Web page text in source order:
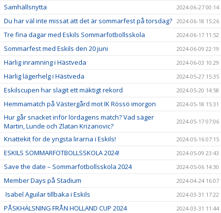
Samhällsnytta 2024-06-27 00:14
Du har väl inte missat att det är sommarfest på torsdag? 2024-06-18 15:26
Tre fina dagar med Eskils Sommarfotbollsskola 2024-06-17 11:52
Sommarfest med Eskils den 20 juni 2024-06-09 22:19
Härlig inramning i Hästveda 2024-06-03 10:29
Härlig lägerhelg i Hästveda 2024-05-27 15:35
Eskilscupen har slagit ett mäktigt rekord 2024-05-20 14:58
Hemmamatch på Västergård mot IK Rössö imorgon 2024-05-18 15:31
Hur går snacket inför lördagens match? Vad säger
Martin, Lunde och Zlatan Krizanovic?
2024-05-17 07:06
Knattekit för de yngsta lirarna i Eskils! 2024-05-16 07:15
ESKILS SOMMARFOTBOLLSSKOLA 2024! 2024-05-09 23:43
Save the date – Sommarfotbollsskola 2024 2024-05-06 14:30
Member Days på Stadium 2024-04-24 16:07
Isabel Aguilar tillbaka i Eskils 2024-03-31 17:22
PÅSKHÄLSNING FRÅN HOLLAND CUP 2024 2024-03-31 11:44